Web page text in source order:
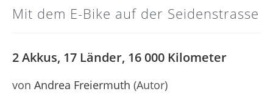
Mit dem E-Bike auf der Seidenstrasse
2 Akkus, 17 Länder, 16 000 Kilometer
von Andrea Freiermuth (Autor)